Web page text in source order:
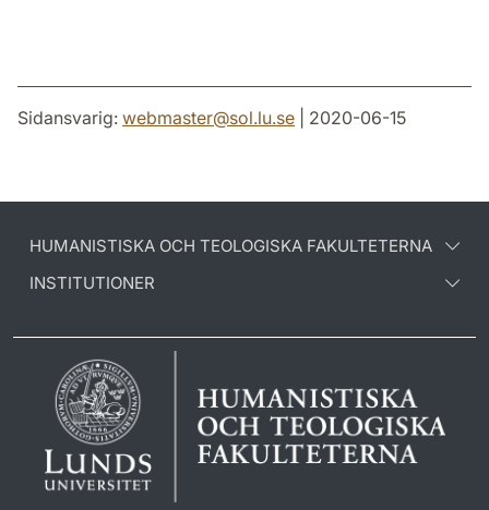
Sidansvarig: webmaster@sol.lu.se | 2020-06-15
HUMANISTISKA OCH TEOLOGISKA FAKULTETERNA
INSTITUTIONER